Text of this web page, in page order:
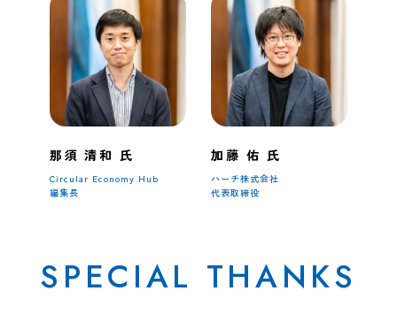
那須 清和 氏
Circular Economy Hub
編集長
加藤 佑 氏
ハーチ株式会社
代表取締役
SPECIAL THANKS